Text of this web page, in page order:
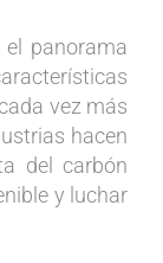
panorama
vez más
hacen
del carbón
y luchar